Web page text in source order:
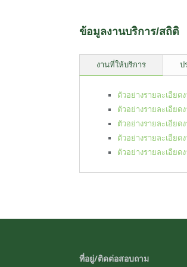
ข้อมูลงานบริการ/สถิติ
งานที่ให้บริการ ป
ตัวอย่างรายละเอีย
ตัวอย่างรายละเอีย
ตัวอย่างรายละเอีย
ตัวอย่างรายละเอีย
ตัวอย่างรายละเอีย
ที่อยู่/ติดต่อสอบถาม